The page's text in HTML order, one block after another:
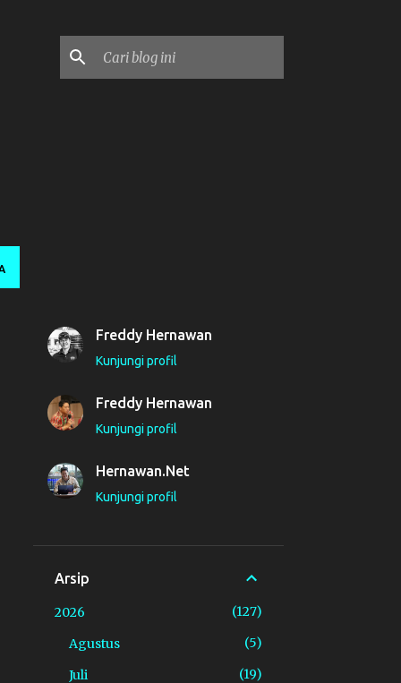
Freddy Hernawan
Kunjungi profil
Freddy Hernawan
Kunjungi profil
Hernawan.Net
Kunjungi profil
Arsip
2026
127
Agustus
5
Juli
19